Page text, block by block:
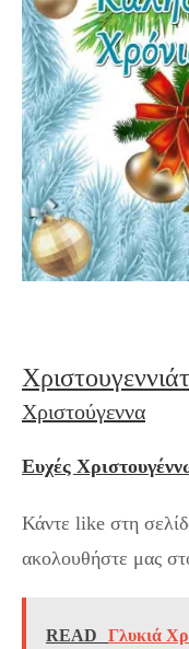
Χριστούγεννα
Ευχές
Κάντε like στη
ακολουθήστε μας
READ Γλυκιά